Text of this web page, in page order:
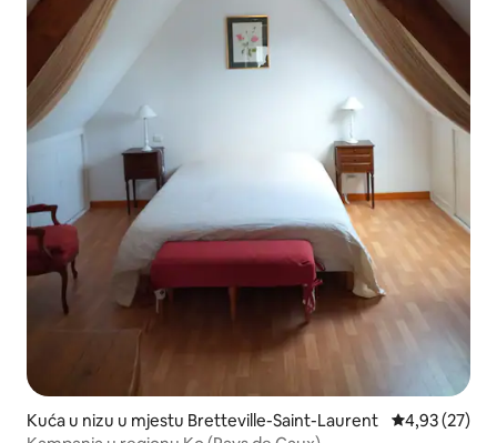
Kuća u nizu u mjestu Bretteville-Saint-Laurent prosječna
4,93 (27)